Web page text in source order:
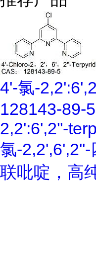
4'-氯-
128143-89-
2,2':6',2''-
氯-
联吡啶，高